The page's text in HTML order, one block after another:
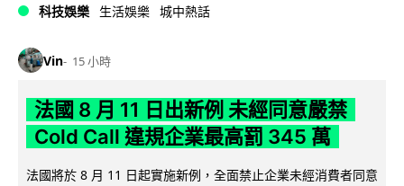
科技娛樂 生活娛樂 城中熱話
Vin 15 小時
法國 8 月 11 日出新例 未經同意嚴禁
Cold Call 違規企業最高罰 345 萬
法國將於 8 月 11 日起實施新例，全面禁止企業未經消費者同意